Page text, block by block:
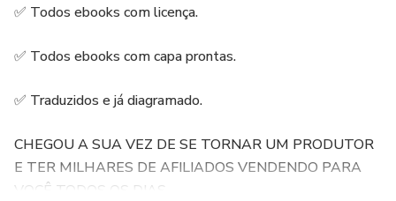
✅ Todos ebooks com licença.
✅ Todos ebooks com capa prontas.
✅ Traduzidos e já diagramado.
CHEGOU A SUA VEZ DE SE TORNAR UM PRODUTOR
E TER MILHARES DE AFILIADOS VENDENDO PARA
VOCÊ TODOS OS DIAS